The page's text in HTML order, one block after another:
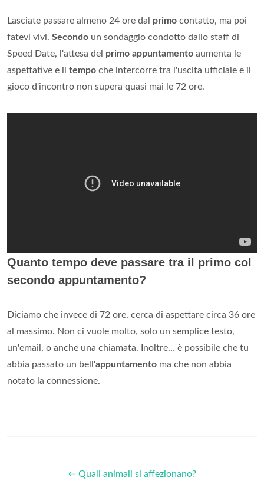
Lasciate passare almeno 24 ore dal primo contatto, ma poi
fatevi vivi. Secondo un sondaggio condotto dallo staff di
Speed Date, l'attesa del primo appuntamento aumenta le
aspettative e il tempo che intercorre tra l'uscita ufficiale e il
gioco d'incontro non supera quasi mai le 72 ore.
Quanto tempo deve passare tra il primo col
secondo appuntamento?
Diciamo che invece di 72 ore, cerca di aspettare circa 36 ore
al massimo. Non ci vuole molto, solo un semplice testo,
un'email, o anche una chiamata. Inoltre… è possibile che tu
abbia passato un bell'appuntamento ma che non abbia
notato la connessione.
⇐ Quali animali si affezionano?